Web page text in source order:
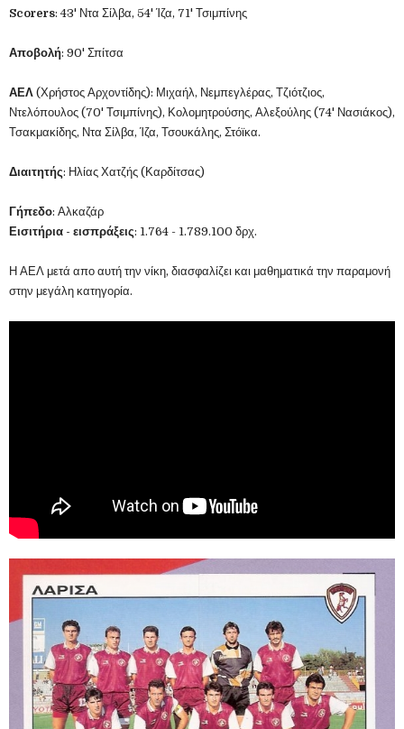
Scorers: 43' Ντα Σίλβα, 54' Ίζα, 71' Τσιμπίνης
Αποβολή: 90' Σπίτσα
ΑΕΛ (Χρήστος Αρχοντίδης): Μιχαήλ, Νεμπεγλέρας, Τζιότζιος,
Ντελόπουλος (70' Τσιμπίνης), Κολομητρούσης, Αλεξούλης (74' Νασιάκος),
Τσακμακίδης, Ντα Σίλβα, Ίζα, Τσουκάλης, Στόϊκα.
Διαιτητής: Ηλίας Χατζής (Καρδίτσας)
Γήπεδο: Αλκαζάρ
Εισιτήρια - εισπράξεις: 1.764 - 1.789.100 δρχ.
Η ΑΕΛ μετά απο αυτή την νίκη, διασφαλίζει και μαθηματικά την παραμονή
στην μεγάλη κατηγορία.